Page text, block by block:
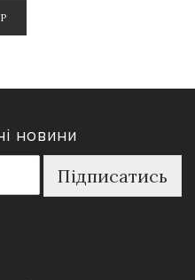
новини
Підписатись